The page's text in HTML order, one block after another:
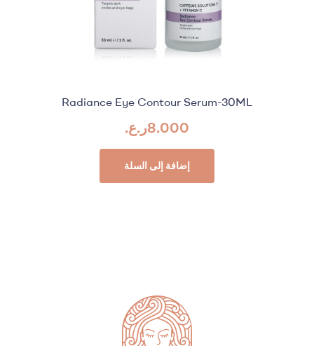
Radiance Eye Contour Serum-30ML
8.000ر.ع.
إضافة إلى السلة